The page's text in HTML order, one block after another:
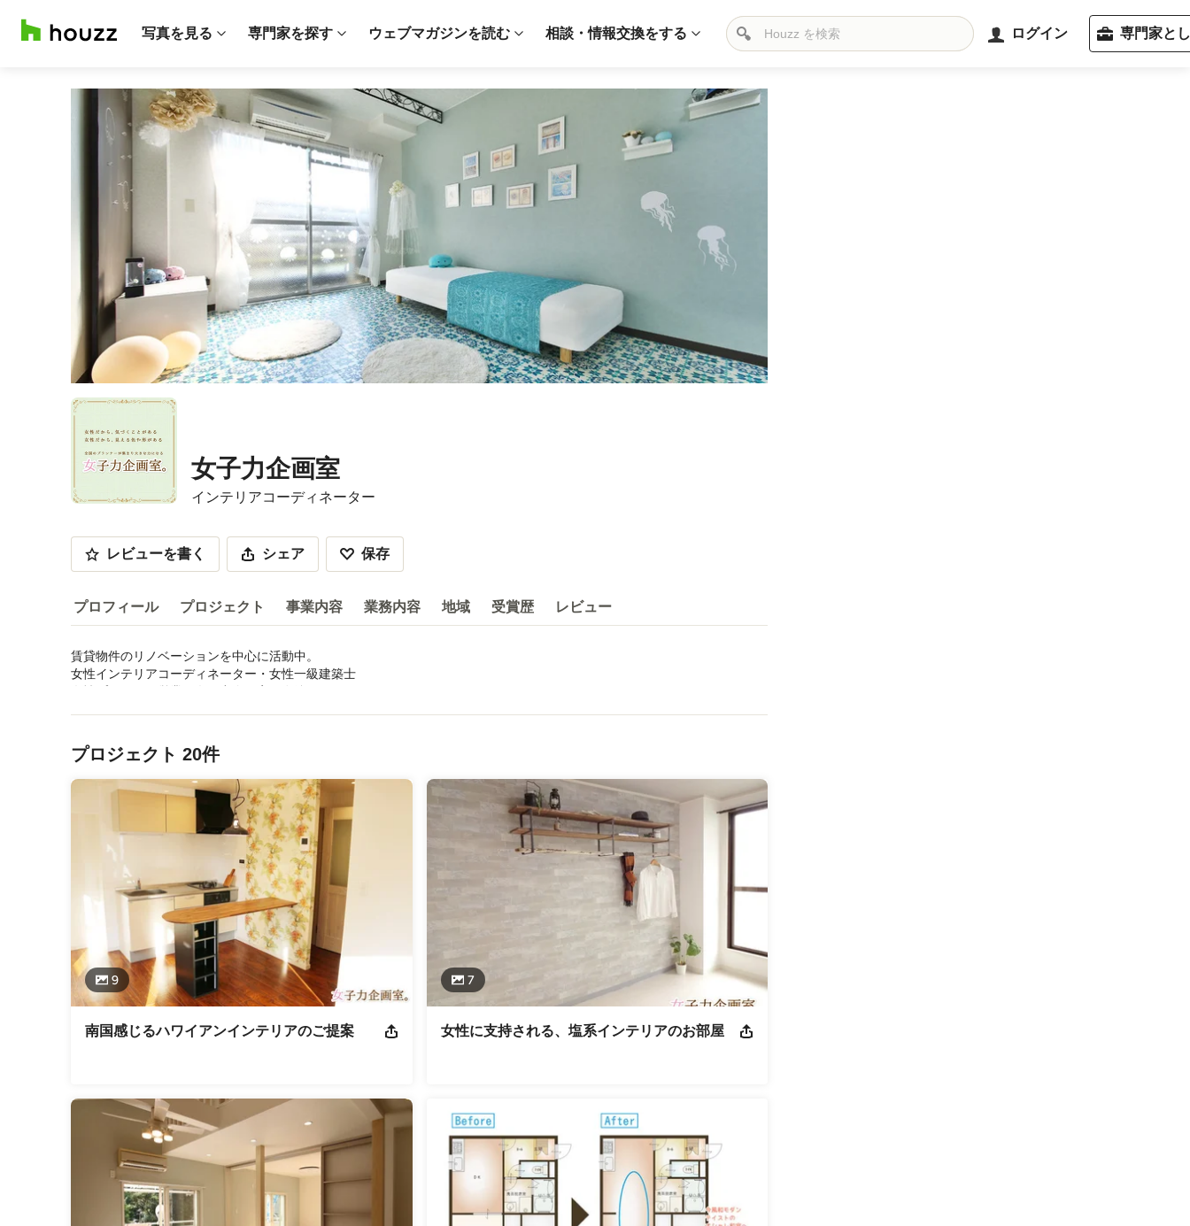
写真を見る 専門家を探す ウェブマガジンを読む 相談・情報交換をする ログイン 専門家と
女子力企画室
インテリアコーディネーター
レビューを書く シェア 保存
プロフィール プロジェクト 事業内容 業務内容 地域 受賞歴 レビュー
プロフィール
賃貸物件のリノベーションを中心に活動中。
女性インテリアコーディネーター・女性一級建築士
インテリア商品の使い心地など女子目線の情報を発信していきます！
受賞歴：
一級建築士 二級建築士 二級塗装技能士 照明コンサルタント リビングスタイリスト カラーコーディネーター 一級建築施工管
理技士 二級建築施工管理技士 一級造園施工管理技士 インテリアコディネーター 福祉住環境コーディネーター エクステリア
プランナー 一級土木施工管理技士 測量士 第二種電気工事士 インテリア設計士2級 宅地建物取引主任者
資格・免許：
ライセンスナンバー（建築士登録番号など）: 特定建設業 国土交通大臣許可（特-25）第17170号
業種
インテリアコーディネーター
プロジェクト 20件
9
南国感じるハワイアンインテリアのご提案
7
女性に支持される、塩系インテリアのお部屋